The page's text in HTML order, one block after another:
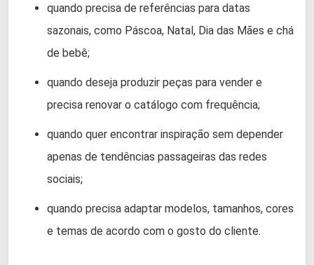
quando precisa de referências para datas
sazonais, como Páscoa, Natal, Dia das Mães e chá
de bebê;
quando deseja produzir peças para vender e
precisa renovar o catálogo com frequência;
quando quer encontrar inspiração sem depender
apenas de tendências passageiras das redes
sociais;
quando precisa adaptar modelos, tamanhos, cores
e temas de acordo com o gosto do cliente.